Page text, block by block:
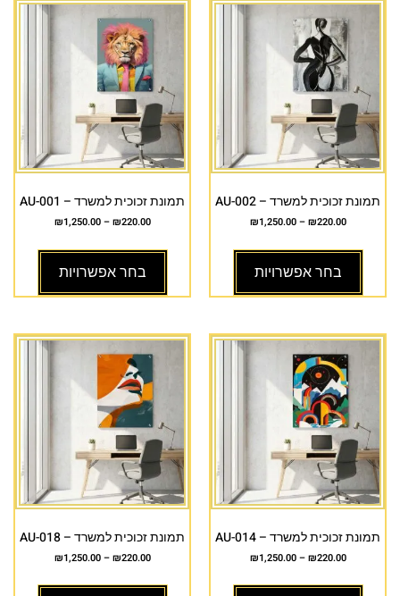
תמונת זכוכית למשרד – AU-002
₪220.00
–
₪1,250.00
בחר אפשרויות
תמונת זכוכית למשרד – AU-001
₪220.00
–
₪1,250.00
בחר אפשרויות
תמונת זכוכית למשרד – AU-014
₪220.00
–
₪1,250.00
תמונת זכוכית למשרד – AU-018
₪220.00
–
₪1,250.00